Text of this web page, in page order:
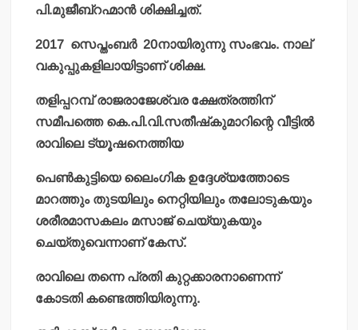
പി.മുജീബ്‌റഹ്മാന്‍ ശിക്ഷിച്ചത്.
2017 സെപ്തംബര്‍ 20നായിരുന്നു സംഭവം. നാല്
വകുപ്പുകളിലായിട്ടാണ് ശിക്ഷ.
തളിപ്പറമ്പ് രാജരാജേശ്വര ക്ഷേത്രത്തിന്
സമീപത്തെ കെ.പി.വി.സതീഷ്‌കുമാറിന്റെ വീട്ടില്‍
രാവിലെ ട്യൂഷനെത്തിയ
പെണ്‍കുട്ടിയെ ലൈംഗിക ഉദ്ദേശ്യത്തോടെ
മാറത്തും തുടയിലും നെറ്റിയിലും തലോടുകയും
ശരീരമാസകലം മസാജ് ചെയ്യുകയും
ചെയ്തുവെന്നാണ് കേസ്.
രാവിലെ തന്നെ പ്രതി കുറ്റക്കാരനാണെന്ന്
കോടതി കണ്ടെത്തിയിരുന്നു.